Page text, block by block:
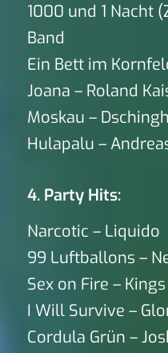
1000 und 1 Nacht
Band
Ein Bett im
Joana – Roland
Moskau –
Hulapalu –
4. Party Hits:
Narcotic – Liquido
99 Luftballons –
Sex on Fire –
I Will Survive –
Cordula Grün –